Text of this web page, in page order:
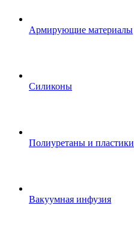
Армирующие материалы
Силиконы
Полиуретаны и пластики
Вакуумная инфузия